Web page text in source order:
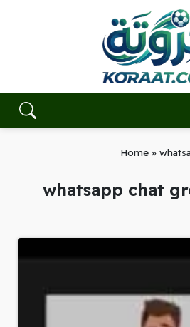
Home »
whatsapp chat